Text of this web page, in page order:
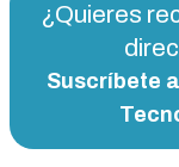
¿Quieres
Suscríbete